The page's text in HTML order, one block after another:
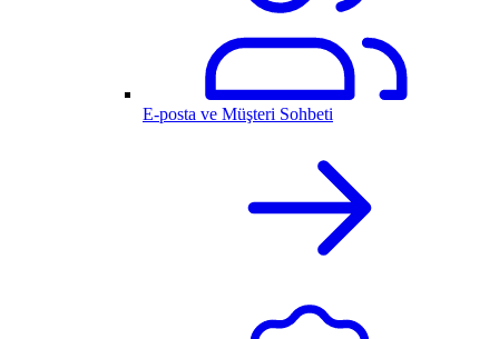
E-posta ve Müşteri Sohbeti